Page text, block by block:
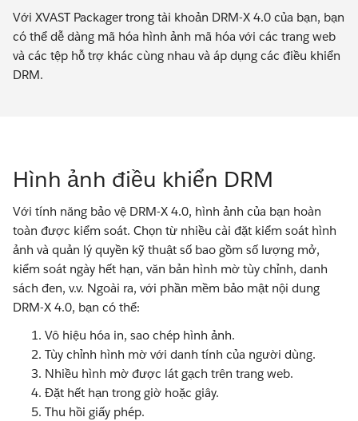
Với XVAST Packager trong tài khoản DRM-X 4.0 của bạn, bạn
có thể dễ dàng mã hóa hình ảnh mã hóa với các trang web
và các tệp hỗ trợ khác cùng nhau và áp dụng các điều khiển
DRM.
Hình ảnh điều khiển DRM
Với tính năng bảo vệ DRM-X 4.0, hình ảnh của bạn hoàn
toàn được kiểm soát. Chọn từ nhiều cài đặt kiểm soát hình
ảnh và quản lý quyền kỹ thuật số bao gồm số lượng mở,
kiểm soát ngày hết hạn, văn bản hình mờ tùy chỉnh, danh
sách đen, v.v. Ngoài ra, với phần mềm bảo mật nội dung
DRM-X 4.0, bạn có thể:
Vô hiệu hóa in, sao chép hình ảnh.
Tùy chỉnh hình mờ với danh tính của người dùng.
Nhiều hình mờ được lát gạch trên trang web.
Đặt hết hạn trong giờ hoặc giây.
Thu hồi giấy phép.